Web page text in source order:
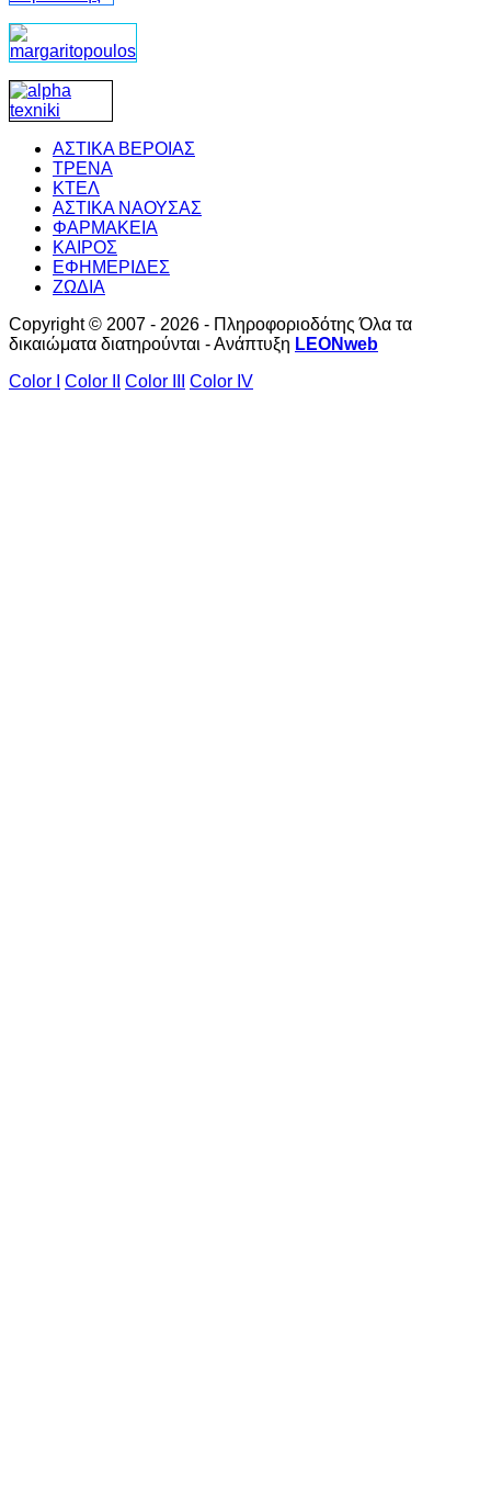
ΑΣΤΙΚΑ ΒΕΡΟΙΑΣ
ΤΡΕΝΑ
ΚΤΕΛ
ΑΣΤΙΚΑ ΝΑΟΥΣΑΣ
ΦΑΡΜΑΚΕΙΑ
ΚΑΙΡΟΣ
ΕΦΗΜΕΡΙΔΕΣ
ΖΩΔΙΑ
Copyright © 2007 - 2026 - Πληροφοριοδότης Όλα τα
δικαιώματα διατηρούνται - Ανάπτυξη LEONweb
Color I
Color II Color III Color IV